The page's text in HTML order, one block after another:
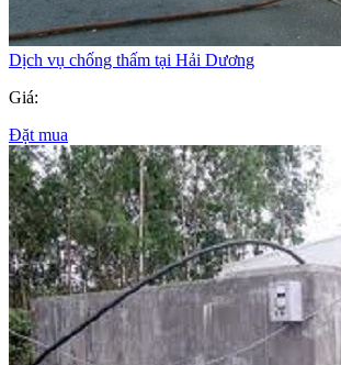
Dịch vụ chống thấm tại Hải Dương
Giá:
Đặt mua